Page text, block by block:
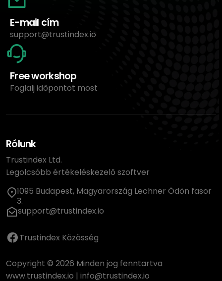
E-mail cím
support@trustindex.io
Free workshop
Foglalj időpontot most
Rólunk
Trustindex Ltd.
Legolcsóbb értékeléskezelő szoftver
1095 Budapest, Magyarország Lechner Ödön fasor
3.
support@trustindex.io
Trustindex Közösség
Copyright © 2026 Minden jog fenntartva
www.trustindex.io | info@trustindex.io